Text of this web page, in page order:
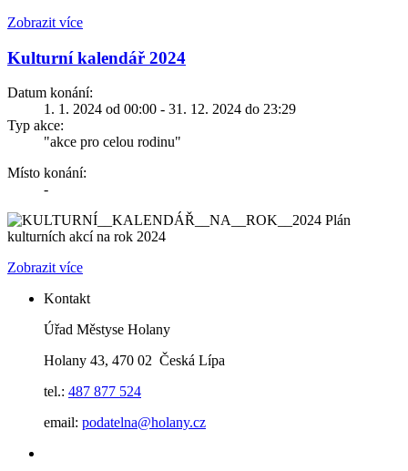
Zobrazit více
Kulturní kalendář 2024
Datum konání:
1. 1. 2024 od 00:00 - 31. 12. 2024 do 23:29
Typ akce:
"akce pro celou rodinu"
Místo konání:
-
Plán
kulturních akcí na rok 2024
Zobrazit více
Kontakt
Úřad Městyse Holany
Holany 43, 470 02 Česká Lípa
tel.: 487 877 524
email: podatelna@holany.cz